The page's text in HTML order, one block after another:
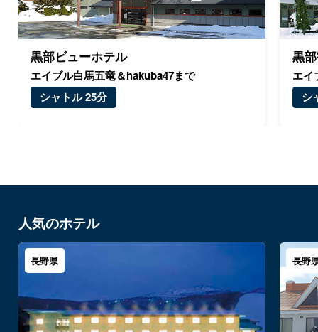
黒部ビューホテル
エイブル白馬五竜＆hakuba47まで
シャトル 25分
黒
エイ
シ
人気のホテル
長野県 長野